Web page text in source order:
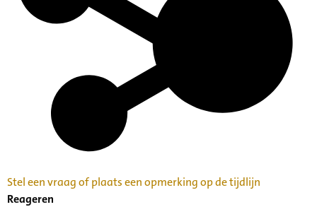
Stel een vraag of plaats een opmerking op de tijdlijn
Reageren